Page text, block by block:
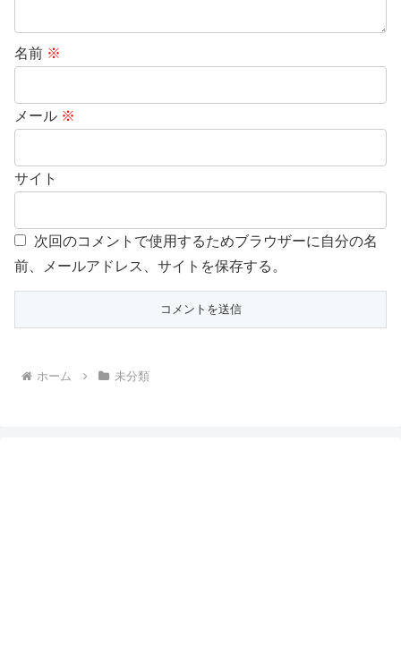
名前 ※
メール ※
サイト
次回のコメントで使用するためブラウザーに自分の名
前、メールアドレス、サイトを保存する。
ホーム 未分類